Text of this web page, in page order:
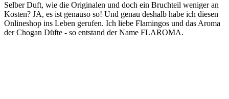
Selber Duft, wie die Originalen und doch ein Bruchteil weniger an
Kosten? JA, es ist genauso so! Und genau deshalb habe ich diesen
Onlineshop ins Leben gerufen. Ich liebe Flamingos und das Aroma
der Chogan Düfte - so entstand der Name FLAROMA.